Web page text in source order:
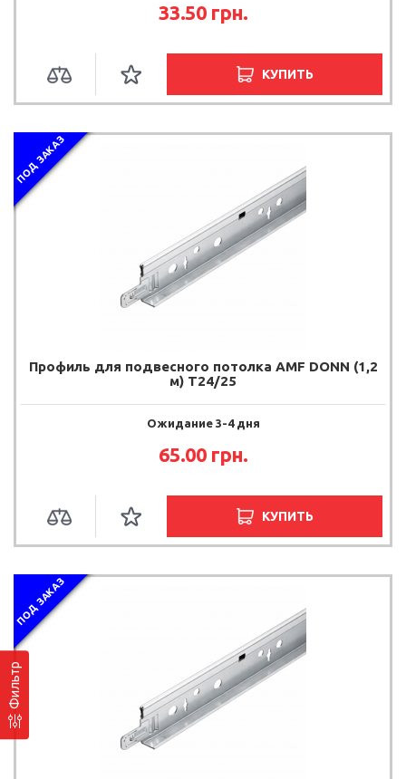
Фильтр
33.50 грн.
КУПИТЬ
ПОД ЗАКАЗ
Профиль для подвесного потолка AMF DONN (1,2
м) T24/25
Ожидание 3-4 дня
65.00 грн.
КУПИТЬ
ПОД ЗАКАЗ